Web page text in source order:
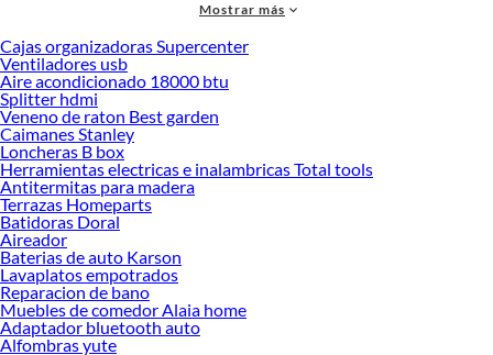
accesorios de calidad que te ayudarán a crear un espacio más tú.
Desde remodelaciones hasta proyectos de decoración, estamos aquí para hacer
tus ideas realidad. ¡Visítanos y encuentra todo lo que tenemos para ofrecerte en
Accesorios y repuestos para muebles!
Explora la variedad de productos de Accesorios y repuestos para
muebles en Sodimac
Herramientas, materiales y accesorios de calidad para tus proyectos y
renovación de espacios. ¡Visítanos y descubre todo lo que tenemos para
ofrecerte!
Encuentra una amplia variedad de productos de Accesorios y repuestos para
muebles en Sodimac. Encuentra todo lo necesario para tus proyectos de
renovación y decoración. ¡Visítanos y haz tus ideas realidad!
Mostrar más
Cajas organizadoras Supercenter
Ventiladores usb
Aire acondicionado 18000 btu
Splitter hdmi
Veneno de raton Best garden
Caimanes Stanley
Loncheras B box
Herramientas electricas e inalambricas Total tools
Antitermitas para madera
Terrazas Homeparts
Batidoras Doral
Aireador
Baterias de auto Karson
Lavaplatos empotrados
Reparacion de bano
Muebles de comedor Alaia home
Adaptador bluetooth auto
Alfombras yute